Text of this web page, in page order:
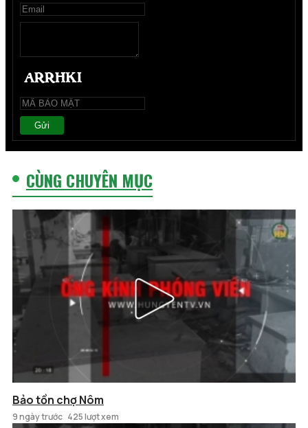
Gửi
CÙNG CHUYÊN MỤC
Bảo tồn chợ Nôm
9 ngày trước 425 lượt xem